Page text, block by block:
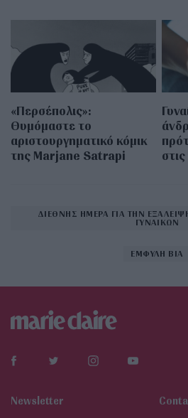
«Περσέπολις»:
Θυμόμαστε το
αριστουργηματικό κόμικ
της Marjane Satrapi
ΔΙΕΘΝΗΣ ΗΜΕΡΑ ΓΙΑ ΤΗΝ
ΓΥΝΑΙΚΩΝ
ΕΜΦΥΛΗ ΒΙΑ
Newsletter